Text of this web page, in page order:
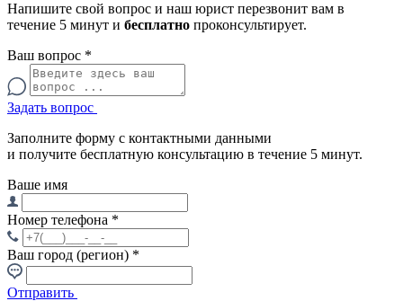
Напишите свой вопрос и наш юрист перезвонит вам в
течение 5 минут и бесплатно проконсультирует.
Ваш вопрос *
Задать вопрос
Заполните форму с контактными данными
и получите бесплатную консультацию в течение 5 минут.
Ваше имя
Номер телефона *
Ваш город (регион) *
Отправить